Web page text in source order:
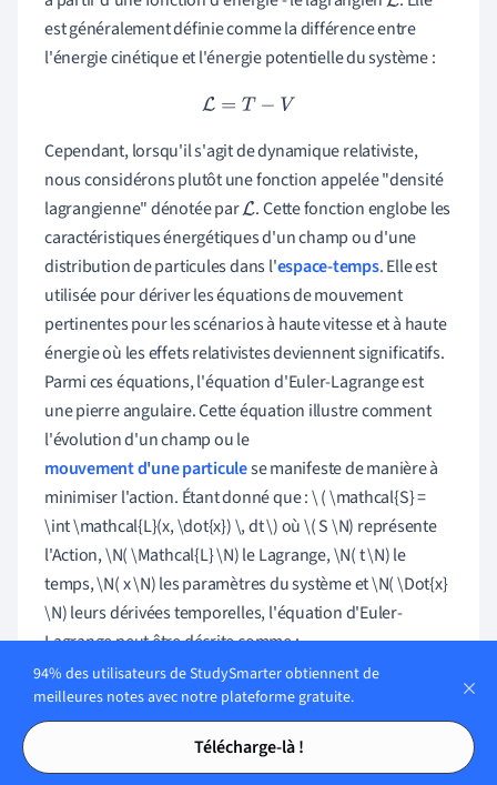
Tables des matières
Tables des matières
est généralement définie comme la différence entre
l'énergie cinétique et l'énergie potentielle du système :
L=T−V
Cependant, lorsqu'il s'agit de dynamique relativiste,
nous considérons plutôt une fonction appelée "densité
lagrangienne" dénotée parL . Cette fonction englobe les
caractéristiques énergétiques d'un champ ou d'une
distribution de particules dans l'espace-temps. Elle est
utilisée pour dériver les équations de mouvement
pertinentes pour les scénarios à haute vitesse et à haute
énergie où les effets relativistes deviennent significatifs.
Parmi ces équations, l'équation d'Euler-Lagrange est
une pierre angulaire. Cette équation illustre comment
l'évolution d'un champ ou le
mouvement d'une particulese manifeste de manière à
minimiser l'action. Étant donné que : \( \mathcal{S} =
\int \mathcal{L}(x, \dot{x}) \, dt \)où \( S \N) représente
l'Action, \N( \Mathcal{L} \N) le Lagrange, \N( t \N) le
temps, \N( x \N) les paramètres du système et \N( \Dot{x}
\N) leurs dérivées temporelles, l'équation d'Euler-
Lagrange peut être décrite comme :
ddt(∂L∂x˙)=∂L∂x
Approche analytique :
94% des utilisateurs de StudySmarter obtiennent de
meilleures notes avec notre plateforme gratuite.
Télécharge-là !